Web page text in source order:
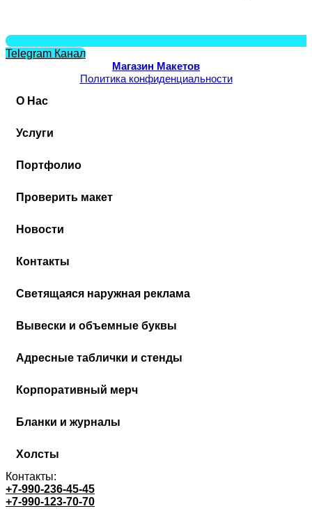
Telegram Канал
Магазин Макетов
Политика конфиденциальности
О Нас
Услуги
Портфолио
Проверить макет
Новости
Контакты
Cветящаяся наружная реклама
Вывески и объемные буквы
Адресные таблички и стенды
Корпоративный мерч
Бланки и журналы
Холсты
Контакты:
+7-990-236-45-45
+7-990-123-70-70